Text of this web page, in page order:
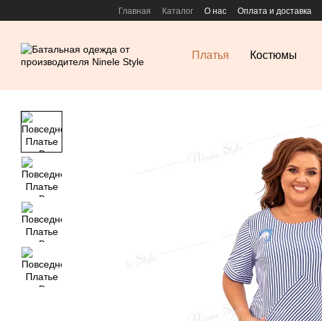
Перейти к основному контенту
Главная Каталог О нас Оплата и доставка
Платья Костюмы